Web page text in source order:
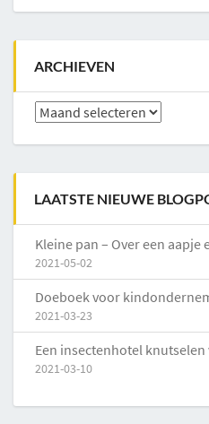
ARCHIEVEN
Archieven
LAATSTE NIEUWE
Kleine pan – Over een
2021-05-02
Doeboek voor
2021-03-23
Een insectenhotel
2021-03-10